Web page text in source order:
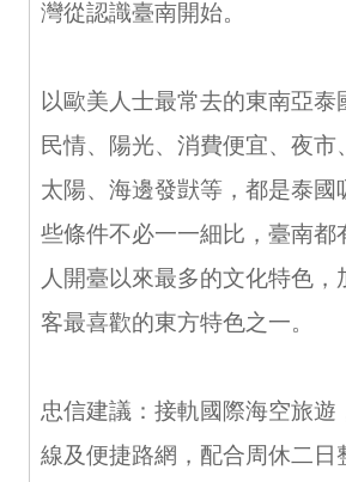
灣從認識臺南開始。
以歐美人士最常去的東南亞
民情、陽光、消費便宜、夜
太陽、海邊發獃等，都是泰
些條件不必一一細比，臺南
人開臺以來最多的文化特色
客最喜歡的東方特色之一。
忠信建議：接軌國際海空旅
線及便捷路網，配合周休二